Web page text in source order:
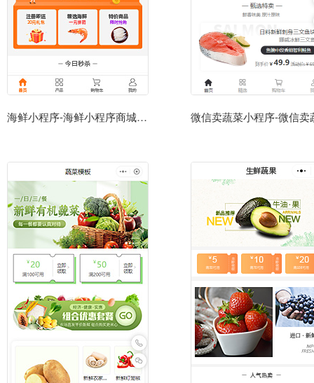
海鲜小程序-海鲜小程序商城模板